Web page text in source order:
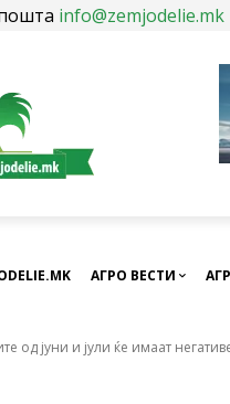
info@zemjodelie.mk
АГРО ВЕСТИ
од јуни и јули ќе имаат